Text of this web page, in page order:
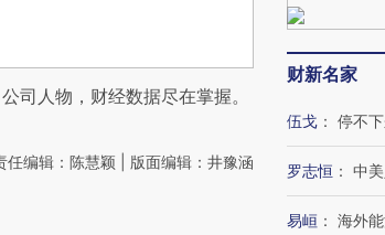
司人物，财经数据尽在掌握。
任编辑：陈慧颖 | 版面编辑：井豫涵
财新名家
伍戈 ： 停不
罗志恒 ： 中
易峘 ： 海外